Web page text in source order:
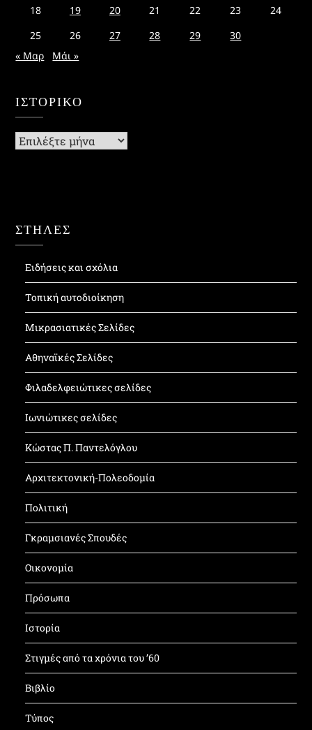
18
19 20 21 22 23
24
25
26 27 28 29
30
« Μαρ
Μάι »
ΙΣΤΟΡΙΚΌ
Ιστορικό
ΣΤΗΛΕΣ
Ειδήσεις και σχόλια
Τοπική αυτοδιοίκηση
Μικρασιατικές Σελίδες
Αθηναϊκές Σελίδες
Φιλαδελφειώτικες σελίδες
Ιωνιώτικες σελίδες
Κώστας Π. Παντελόγλου
Αρχιτεκτονική-Πολεοδομία
Πολιτική
Γκραμσιανές Σπουδές
Οικονομία
Πρόσωπα
Ιστορία
Στιγμές από τα χρόνια του ’60
Βιβλίο
Τύπος